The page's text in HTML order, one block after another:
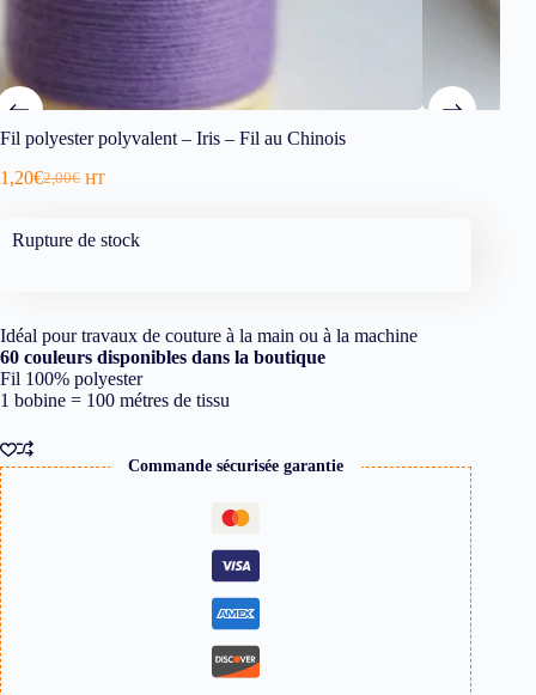
Fil polyester polyvalent – Iris – Fil au Chinois
2,00€
1,20€ HT
Rupture de stock
Idéal pour travaux de couture à la main ou à la machine
60 couleurs disponibles dans la boutique
Fil 100% polyester
1 bobine = 100 métres de tissu
Commande sécurisée garantie